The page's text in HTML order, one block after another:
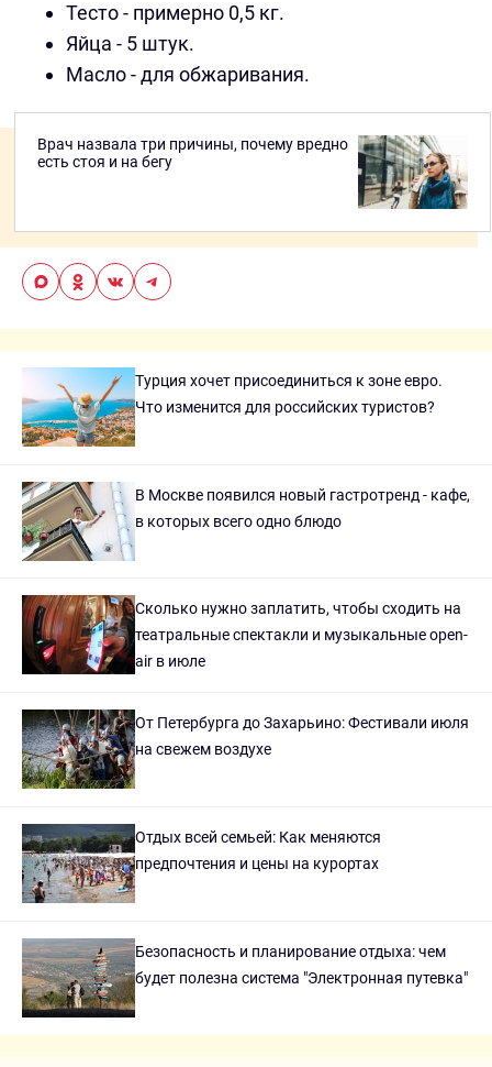
Тесто - примерно 0,5 кг.
Яйца - 5 штук.
Масло - для обжаривания.
Врач назвала три причины, почему вредно
есть стоя и на бегу
Турция хочет присоединиться к зоне евро.
Что изменится для российских туристов?
В Москве появился новый гастротренд - кафе,
в которых всего одно блюдо
Сколько нужно заплатить, чтобы сходить на
театральные спектакли и музыкальные open-
air в июле
От Петербурга до Захарьино: Фестивали июля
на свежем воздухе
Отдых всей семьей: Как меняются
предпочтения и цены на курортах
Безопасность и планирование отдыха: чем
будет полезна система "Электронная путевка"